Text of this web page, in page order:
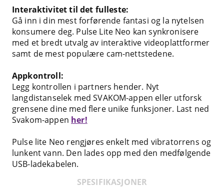
Interaktivitet til det fulleste:
Gå inn i din mest forførende fantasi og la nytelsen
konsumere deg. Pulse Lite Neo kan synkronisere
med et bredt utvalg av interaktive videoplattformer
samt de mest populære cam-nettstedene.
Appkontroll:
Legg kontrollen i partners hender. Nyt
langdistanselek med SVAKOM-appen eller utforsk
grensene dine med flere unike funksjoner. Last ned
Svakom-appen her!
Pulse lite Neo rengjøres enkelt med vibratorrens og
lunkent vann. Den lades opp med den medfølgende
USB-ladekabelen.
SPESIFIKASJONER